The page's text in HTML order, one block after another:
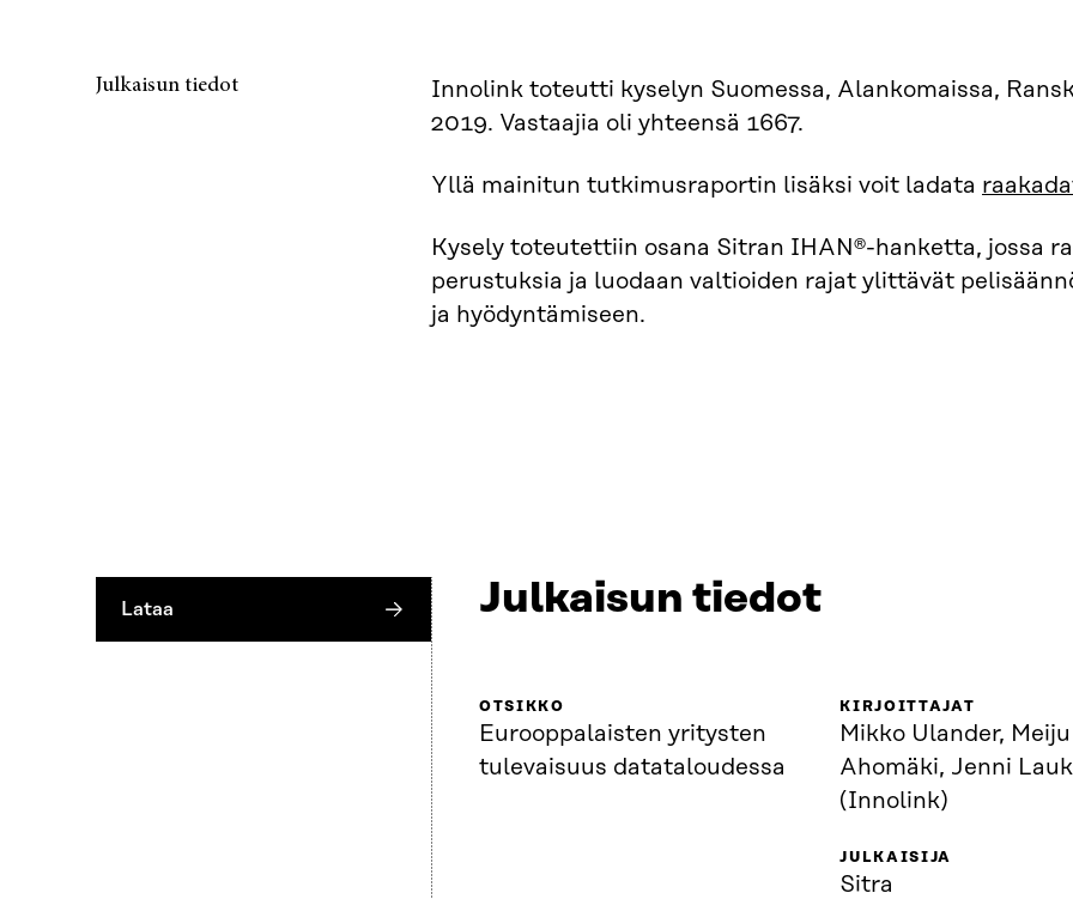
Julkaisun tiedot
Innolink toteutti kyselyn Suomessa, Alankomaissa,
2019. Vastaajia oli yhteensä 1667.
Yllä mainitun tutkimusraportin lisäksi voit ladata
Kysely toteutettiin osana Sitran IHAN®-hanketta, jossa
perustuksia ja luodaan valtioiden rajat ylittävät
ja hyödyntämiseen.
Lataa Julkaisun tiedot
OTSIKKO
Eurooppalaisten yritysten
tulevaisuus datataloudessa
KIRJOITTAJAT
Mikko Ulander, Meiju
Ahomäki, Jenni
(Innolink)
JULKAISIJA
Sitra